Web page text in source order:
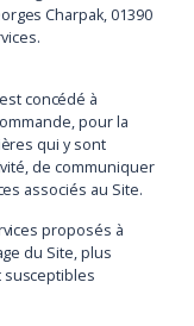
Charpak, 01390
concédé à
pour la
qui y sont
de communiquer
associés au Site.
proposés à
du Site, plus